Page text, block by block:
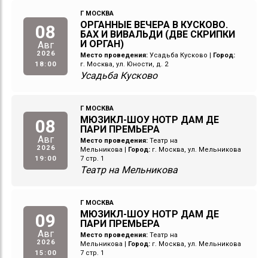
08
Авг
2026
18:00
Г МОСКВА
ОРГАННЫЕ ВЕЧЕРА В КУСКОВО.
БАХ И ВИВАЛЬДИ (ДВЕ СКРИПКИ
И ОРГАН)
Место проведения: Усадьба Кусково
Город:
г. Москва, ул. Юности, д. 2
Усадьба Кусково
08
Авг
2026
19:00
Г МОСКВА
МЮЗИКЛ-ШОУ НОТР ДАМ ДЕ
ПАРИ ПРЕМЬЕРА
Место проведения: Театр на
Мельникова
Город: г. Москва, ул. Мельникова
7 стр. 1
Театр на Мельникова
09
Авг
2026
15:00
Г МОСКВА
МЮЗИКЛ-ШОУ НОТР ДАМ ДЕ
ПАРИ ПРЕМЬЕРА
Место проведения: Театр на
Мельникова
Город: г. Москва, ул. Мельникова
7 стр. 1